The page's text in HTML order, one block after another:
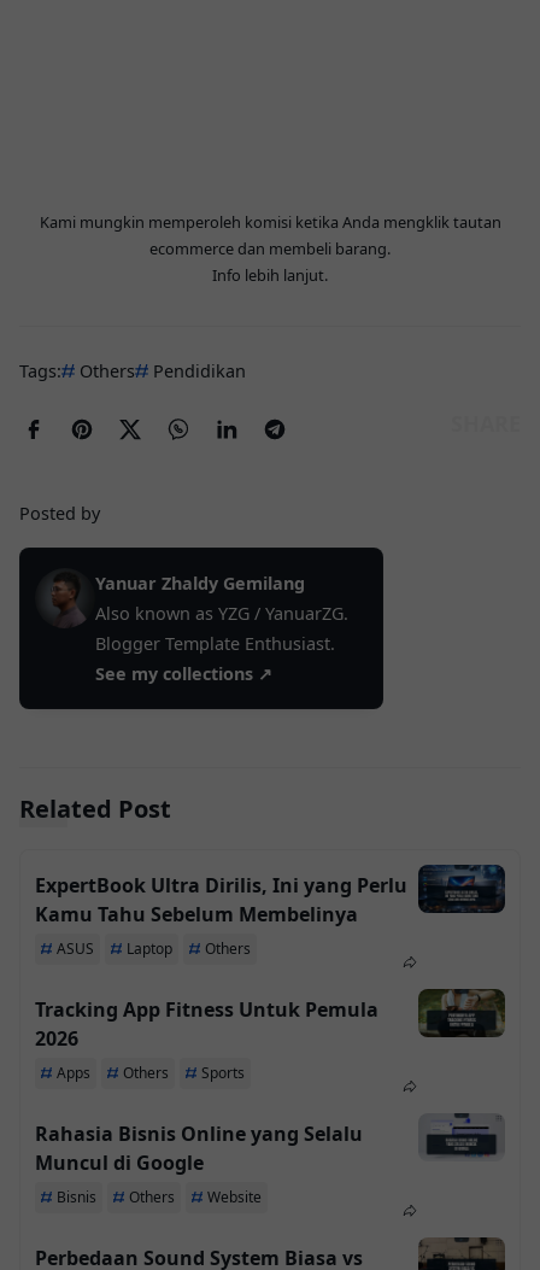
Kami mungkin memperoleh komisi ketika Anda mengklik tautan
ecommerce dan membeli barang.
Info lebih lanjut.
Tags: Others Pendidikan
Posted by
Yanuar Zhaldy Gemilang
Also known as YZG / YanuarZG.
Blogger Template Enthusiast.
See my collections ↗
Related Post
ExpertBook Ultra Dirilis, Ini yang Perlu
Kamu Tahu Sebelum Membelinya
ASUS Laptop Others
Tracking App Fitness Untuk Pemula
2026
Apps Others Sports
Rahasia Bisnis Online yang Selalu
Muncul di Google
Bisnis Others Website
Perbedaan Sound System Biasa vs